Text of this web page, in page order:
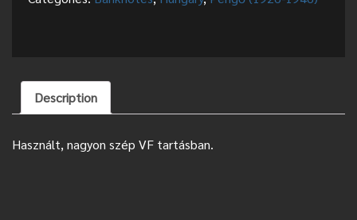
Description
Használt, nagyon szép VF tartásban.